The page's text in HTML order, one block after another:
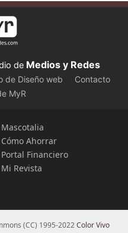
de Medios y Redes
de Diseño web
Contacto
MyR
Mascotalia
Cómo Ahorrar
Portal Financiero
Mi Revista
(CC) 1995-2022Color Vivo